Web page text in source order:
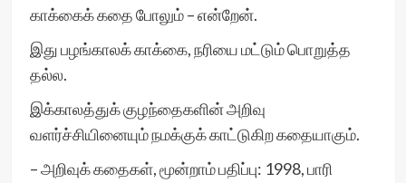
காக்கைக் கதை போலும் – என்றேன்.
இது பழங்காலக் காக்கை, நரியை மட்டும் பொறுத்த
தல்ல.
இக்காலத்துக் குழந்தைகளின் அறிவு
வளர்ச்சியினையும் நமக்குக் காட்டுகிற கதையாகும்.
– அறிவுக் கதைகள், மூன்றாம் பதிப்பு: 1998, பாரி